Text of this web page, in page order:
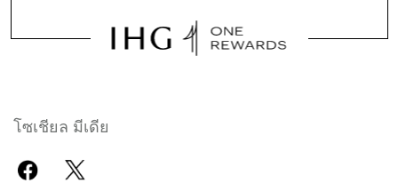
โซเชียล มีเดีย